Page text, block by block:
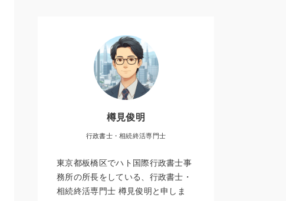
樽見俊明
行政書士・相続終活専門士
東京都板橋区でハト国際行政書士事
務所の所長をしている、行政書士・
相続終活専門士 樽見俊明と申しま